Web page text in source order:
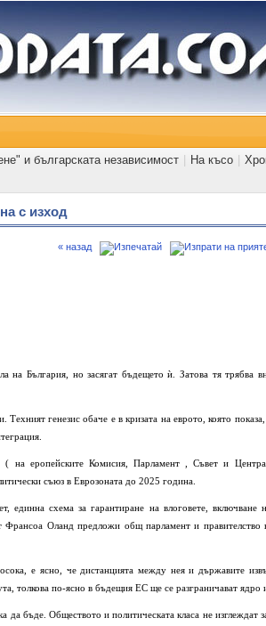
и българската независимост На късо
с изход
« назад
на България, но засягат бъдещето ѝ. Затова тя трябва
генезис обаче е в кризата на еврото, която показа,
( на еропейските Комисия, Парламент , Съвет и
съюз в Еврозоната до 2025 година.
схема за гарантиране на влоговете, включване
Оланд предложи общ парламент и правителство
е ясно, че дистанцията между нея и държавите
толкова по-ясно в бъдещия ЕС ще се разграничават ядро
да бъде. Обществото и политическата класа не изглеждат